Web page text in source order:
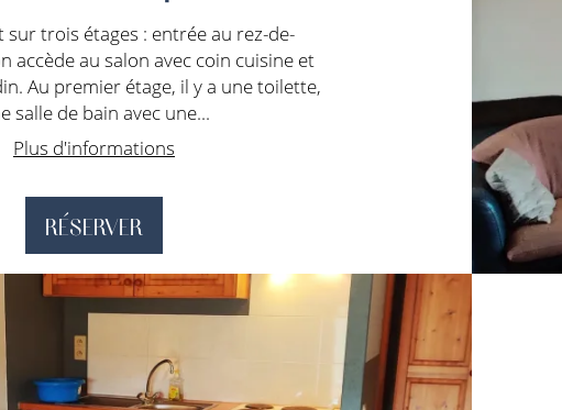
trois étages : entrée au rez-de-
accède au salon avec coin cuisine et
Au premier étage, il y a une toilette,
salle de bain avec une...
Plus d'informations
RÉSERVER